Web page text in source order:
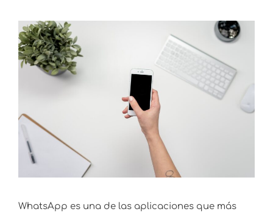
WhatsApp es una de las aplicaciones que más